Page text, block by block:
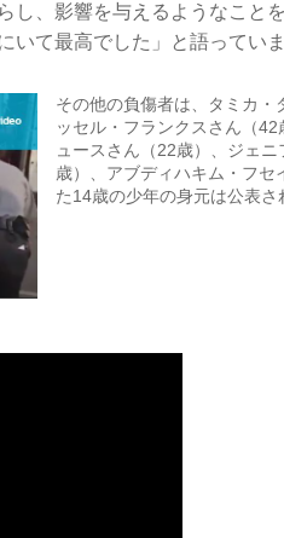
し、影響を与えるようなこと
いて最高でした」と語っていま
その他の負傷者は、タミカ・
ッセル・フランクスさん（
ュースさん（22歳）、ジェ
歳）、アブディハキム・フセ
た14歳の少年の身元は公表さ